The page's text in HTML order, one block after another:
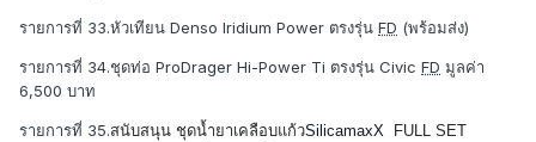
รายการที่ 33.หัวเทียน Denso Iridium Power ตรงรุ่น FD (พร้อมส่ง)
รายการที่ 34.ชุดท่อ ProDrager Hi-Power Ti ตรงรุ่น Civic FD มูลค่า
6,500 บาท
รายการที่ 35.สนับสนุน ชุดน้ำยาเคลือบแก้วSilicamaxX
FULL SET